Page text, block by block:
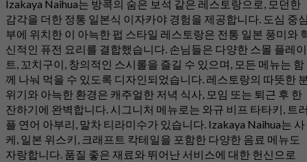
Izakaya Naihua는 방콕의 숨은 보석 같은 레스토랑으로, 모던한
감각을 더한 정통 일본식 이자카야 경험을 제공합니다. 도심 중
부에 위치한 이 아늑한 펍 스타일 레스토랑은 전통 일본 풍미와
신적인 퓨전 요리를 결합했습니다. 손님들은 다양한 스몰 플레이
트, 꼬치구이, 창의적인 스시롤을 즐길 수 있으며, 모든 메뉴는 함
께 나눠 먹을 수 있도록 디자인되었습니다. 레스토랑의 따뜻한
위기와 아늑한 환경은 캐주얼한 저녁 식사, 모임 또는 퇴근 후 한
잔하기에 완벽합니다. 시그니처 메뉴로는 와규 비프 타타키, 트
플 연어 아부리, 말차 티라미수가 있습니다. Izakaya Naihua는 사
케, 일본 위스키, 크래프트 칵테일을 포함한 다양한 음료 메뉴도
자랑합니다. 품질 좋은 재료와 뛰어난 서비스에 대한 헌신으로